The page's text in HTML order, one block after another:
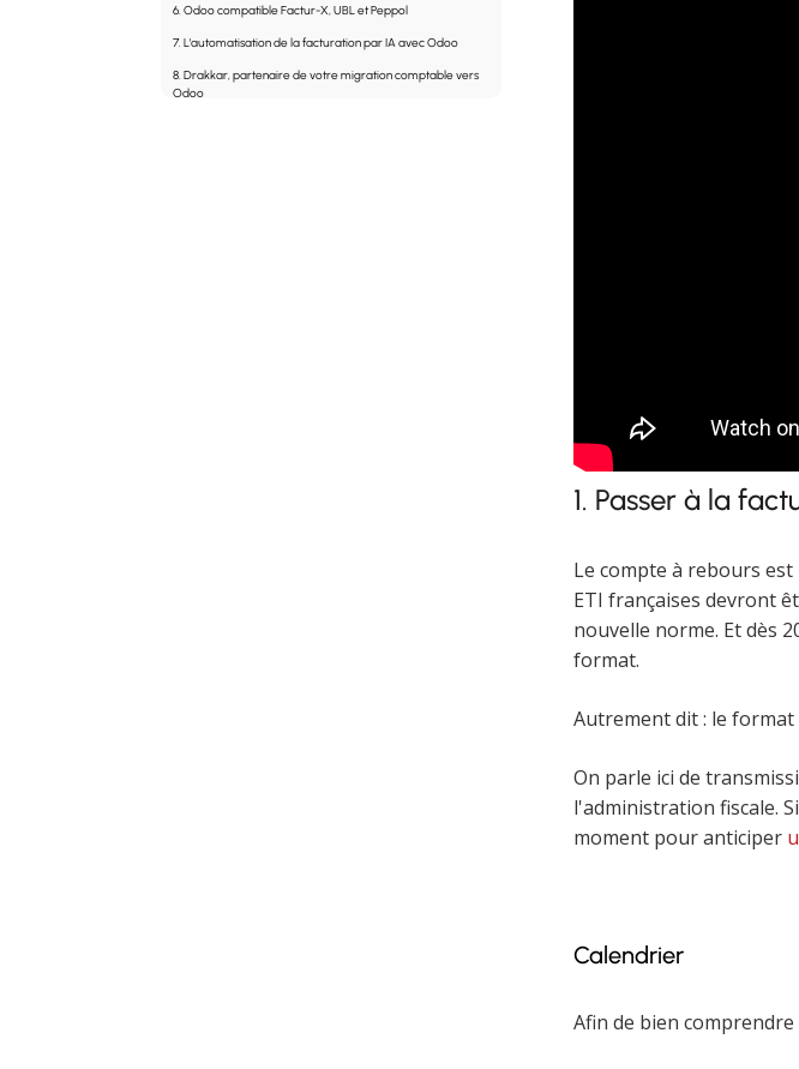
6. Odoo compatible Factur-X, UBL et Peppol
7. L'automatisation de la facturation par IA avec Odoo
8. Drakkar, partenaire de votre migration comptable vers
Odoo
1. Passer à la
Le compte à rebours
ETI françaises devront
nouvelle norme. Et dès
format.
Autrement dit : le format
On parle ici de
l'administration fiscale.
moment pour anticiper
Calendrier
Afin de bien